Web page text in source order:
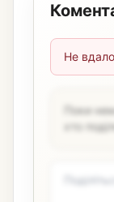
Не
Поки
хто